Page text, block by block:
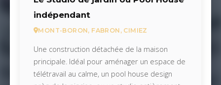
indépendant
MONT-BORON, FABRON, CIMIEZ
Une construction détachée de la maison
principale. Idéal pour aménager un espace de
télétravail au calme, un pool house design